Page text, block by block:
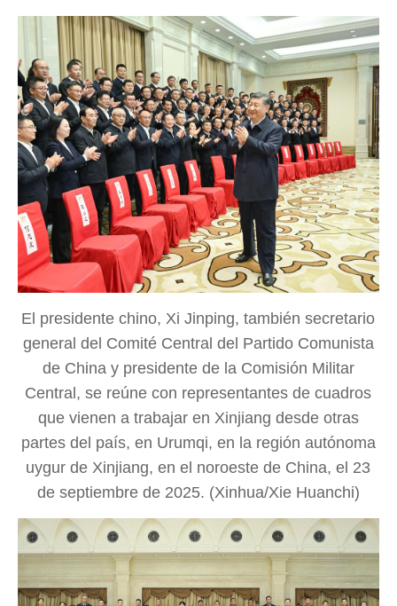
El presidente chino, Xi Jinping, también secretario
general del Comité Central del Partido Comunista
de China y presidente de la Comisión Militar
Central, se reúne con representantes de cuadros
que vienen a trabajar en Xinjiang desde otras
partes del país, en Urumqi, en la región autónoma
uygur de Xinjiang, en el noroeste de China, el 23
de septiembre de 2025. (Xinhua/Xie Huanchi)